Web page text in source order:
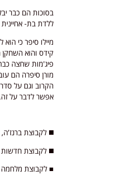
בסוכות הם כבר
ללדת בת-
פיג'מות שחצה
מורן סיפרה הם
הקרוב וגם על
אפשר לדבר על
◼️ לקבוצת ברנז’ה,
◼️ לקבוצת
■ לקבוצת מלחמה